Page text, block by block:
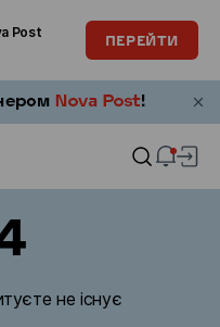
Post
ПЕРЕЙТИ
не існує